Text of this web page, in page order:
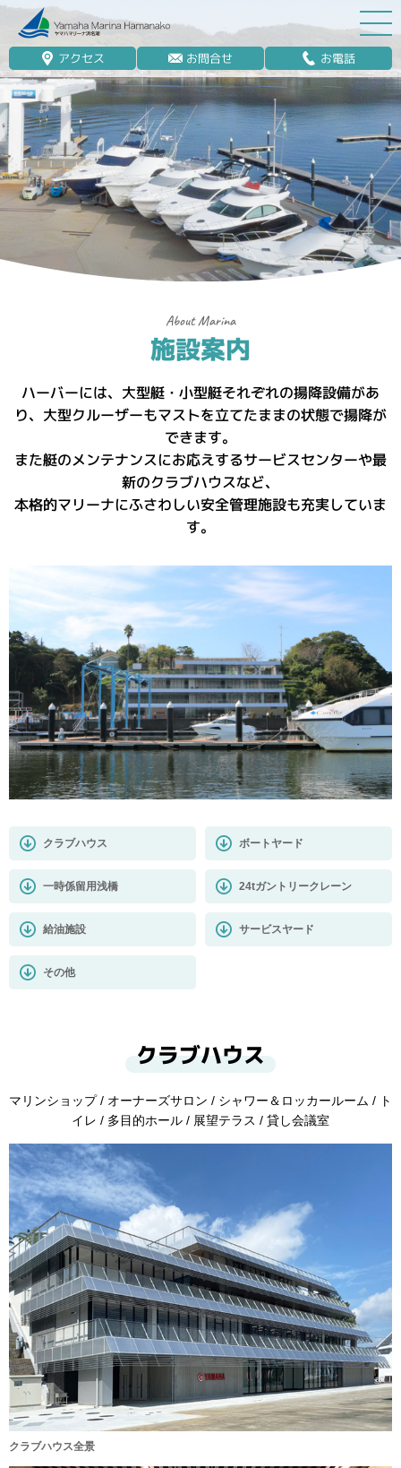
アクセス お問合せ お電話
マリーナ案内
マリーナご案内
施設案内
クラブハウス
ご利用料金
船舶免許
ボート販売
艤装
釣果情報
施設案内
ハーバーには、大型艇・小型艇それぞれの揚降設備があ
り、大型クルーザーもマストを立てたままの状態で揚降が
できます。
また艇のメンテナンスにお応えするサービスセンターや最
新のクラブハウスなど、
本格的マリーナにふさわしい安全管理施設も充実していま
す。
クラブハウス ボートヤード
一時係留用浅橋 24tガントリークレーン
給油施設 サービスヤード
その他
クラブハウス
マリンショップ / オーナーズサロン / シャワー＆ロッカールーム / ト
イレ / 多目的ホール / 展望テラス / 貸し会議室
クラブハウス全景